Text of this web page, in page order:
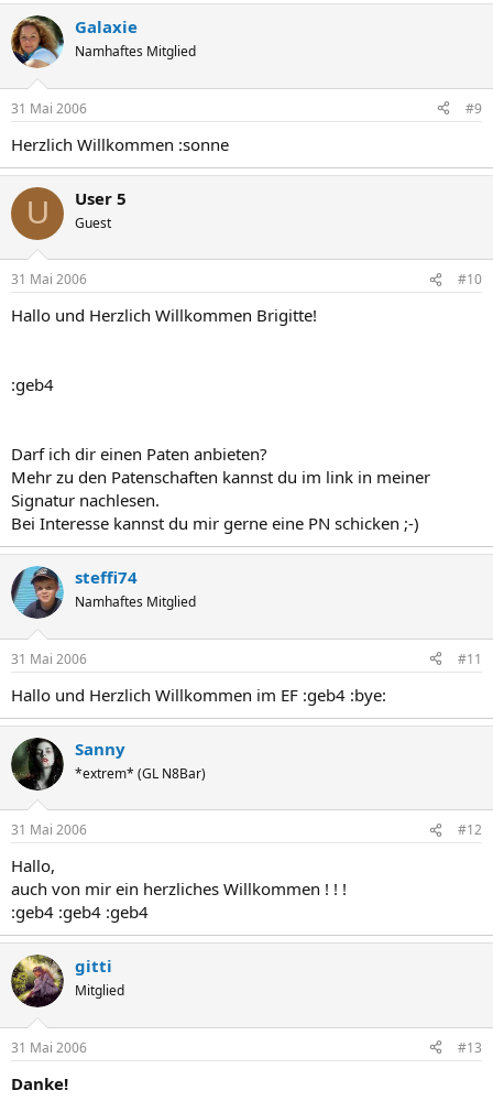
Galaxie
Namhaftes Mitglied
31 Mai 2006 #9
Herzlich Willkommen :sonne
U User 5
Guest
31 Mai 2006 #10
Hallo und Herzlich Willkommen Brigitte!
:geb4
Darf ich dir einen Paten anbieten?
Mehr zu den Patenschaften kannst du im link in meiner
Signatur nachlesen.
Bei Interesse kannst du mir gerne eine PN schicken ;-)
steffi74
Namhaftes Mitglied
31 Mai 2006 #11
Hallo und Herzlich Willkommen im EF :geb4 :bye:
Sanny
*extrem* (GL N8Bar)
31 Mai 2006 #12
Hallo,
auch von mir ein herzliches Willkommen ! ! !
:geb4 :geb4 :geb4
gitti
Mitglied
31 Mai 2006 #13
Danke!